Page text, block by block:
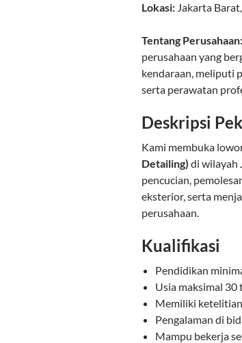
Lokasi: Jakarta Barat,
Tentang Perusahaan:
perusahaan yang
kendaraan, meliputi
serta perawatan
Deskripsi
Kami membuka
Detailing) di wilayah
pencucian,
eksterior, serta
perusahaan.
Kualifikasi
Pendidikan
Usia maksimal 30
Memiliki
Pengalaman di
Mampu bekerja